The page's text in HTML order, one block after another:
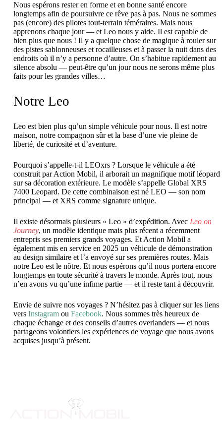
Nous espérons rester en forme et en bonne santé encore
longtemps afin de poursuivre ce rêve pas à pas. Nous ne sommes
pas (encore) des pilotes tout-terrain téméraires. Mais nous
apprenons chaque jour — et Leo nous y aide. Il est capable de
bien plus que nous ! Il y a quelque chose de magique à rouler sur
des pistes sablonneuses et rocailleuses et à passer la nuit dans des
endroits où il n’y a personne d’autre. On s’habitue rapidement au
silence absolu — peut-être qu’un jour nous ne serons même plus
faits pour les grandes villes…
Notre Leo
Leo est bien plus qu’un simple véhicule pour nous. Il est notre
maison, notre compagnon sûr et la base d’une vie pleine de
liberté, de curiosité et d’aventure.
Pourquoi s’appelle-t-il LEOxrs ? Lorsque le véhicule a été
construit par Action Mobil, il arborait un magnifique motif léopard
sur sa décoration extérieure. Le modèle s’appelle Global XRS
7400 Leopard. De cette combinaison est né LEO — son nom
principal — et XRS comme signature unique.
Il existe désormais plusieurs « Leo » d’expédition. Avec Leo on
Journey, un modèle identique mais plus récent a récemment
entrepris ses premiers grands voyages. Et Action Mobil a
également mis en service en 2025 un véhicule de démonstration
au design similaire et l’a envoyé sur ses premières routes. Mais
notre Leo est le nôtre. Et nous espérons qu’il nous portera encore
longtemps en toute sécurité à travers le monde. Après tout, nous
n’en avons vu qu’une infime partie — et il reste tant à découvrir.
Envie de suivre nos voyages ? N’hésitez pas à cliquer sur les liens
vers Instagram ou Facebook. Nous sommes très heureux de
chaque échange et des conseils d’autres overlanders — et nous
partageons volontiers les expériences de voyage que nous avons
acquises jusqu’à présent.